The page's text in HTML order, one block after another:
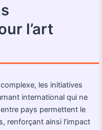
l’art
les initiatives
international qui ne
pays permettent le
renforçant ainsi l’impact